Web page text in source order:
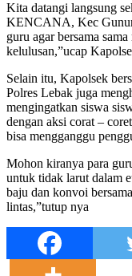
Kita datangi langsung
KENCANA, Kec
guru agar bersama
kelulusan,”ucap
Selain itu, Kapolsek
Polres Lebak juga
mengingatkan siswa
dengan aksi corat –
bisa mengganggu
Mohon kiranya para
untuk tidak larut dalam
baju dan konvoi
lintas,”tutup nya